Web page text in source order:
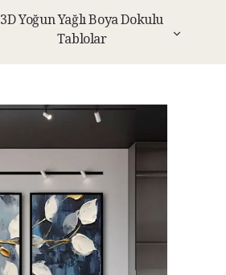
3D Yoğun Yağlı Boya Dokulu
Tablolar